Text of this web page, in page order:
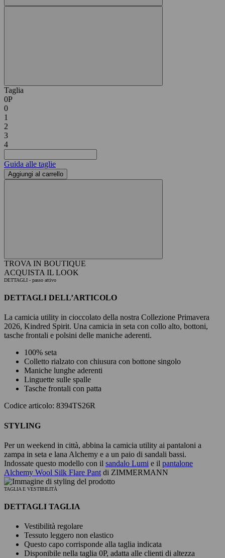
Taglia
0P
0
1
2
3
4
Guida alle taglie
Aggiungi al carrello
TROVA IN BOUTIQUE
ACQUISTA IL LOOK
DETTAGLI - passo attivo
DETTAGLI DELL’ARTICOLO
La camicia utility in cioccolato della nostra Collezione Primavera
2026, Kindred Spirit. Una camicia in seta con collo alto, bottoni,
tasche frontali e polsini delle maniche aderenti.
100% seta
Colletto rialzato con chiusura con bottone singolo
Maniche lunghe aderenti
Linguette sulle spalle
Tasche frontali con patta
Codice articolo: 8394TS26R
STYLING
Per un weekend in città, abbina la camicia utility ai pantaloni a
zampa in seta e lana Alchemy e a un paio di sandali bassi.
Indossate questo modello con il sandalo Lumi e il pantalone
Alchemy Wool Silk Flare Pant di ZIMMERMANN
TAGLIA E VESTIBILITÀ
DETTAGLI TAGLIA
Vestibilità regolare
Tessuto leggero non elastico
Questo capo corrisponde alla taglia indicata
Disponibile nella taglia 0P, adatta alle clienti di altezza